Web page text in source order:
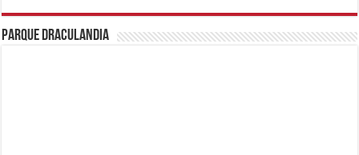
Parque Draculandia